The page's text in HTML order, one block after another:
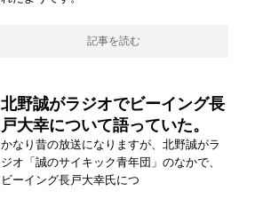
記事を読む
北野誠がラジオでビーイング長
戸大幸について語っていた。
かなり昔の放送になりますが、北野誠がラ
ジオ「誠のサイキック青年団」のなかで、
ビーイング長戸大幸氏につ